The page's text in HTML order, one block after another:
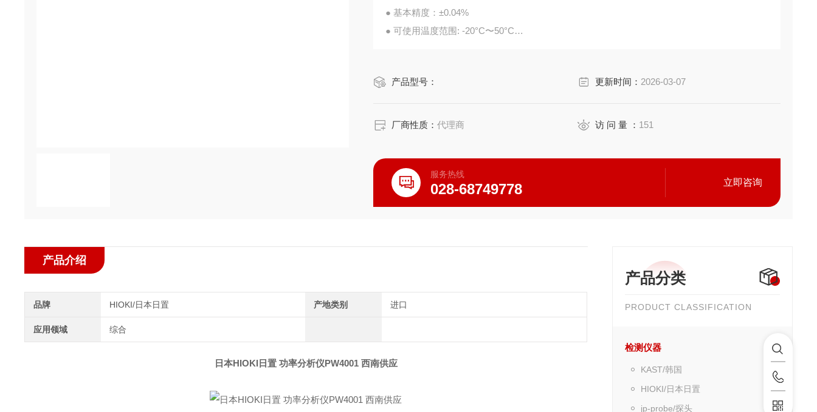
● 基本精度：±0.04%
● 可使用温度范围: -20°C〜50°C
● 自动相位补偿功能（仅限HIOKI日置的电流传感器）
产品型号： 更新时间： 2026-03-07
厂商性质：代理商 访 问 量 ： 151
服务热线
028-68749778 立即咨询
产品分类
PRODUCT CLASSIFICATION
检测仪器
KAST/韩国
HIOKI/日本日置
jp-probe/探头
产品介绍
品牌 HIOKI/日本日置 产地类别 进口
应用领域 综合
日本HIOKI日置 功率分析仪PW4001 西南供应